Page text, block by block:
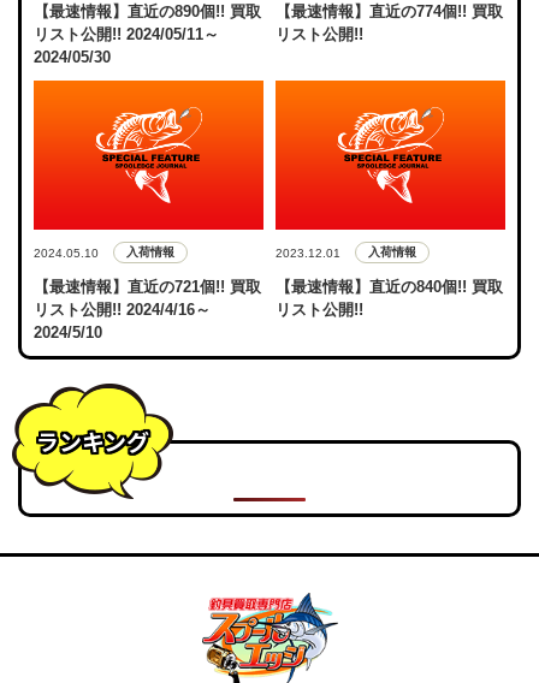
【最速情報】直近の890個!! 買取
リスト公開!! 2024/05/11～
2024/05/30
【最速情報】直近の774個!! 買取
リスト公開!!
2024.05.10 入荷情報
【最速情報】直近の721個!! 買取
リスト公開!! 2024/4/16～
2024/5/10
2023.12.01 入荷情報
【最速情報】直近の840個!! 買取
リスト公開!!
ランキング